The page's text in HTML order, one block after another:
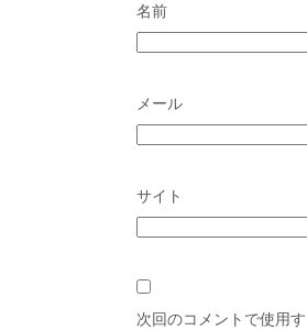
名前
メール
サイト
次回のコメントで使用